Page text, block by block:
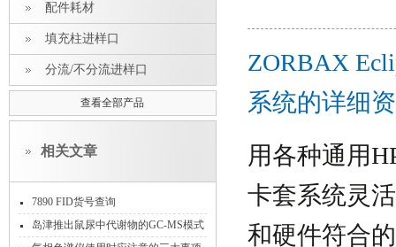
配件耗材
填充柱进样口
分流/不分流进样口
查看全部产品
相关文章
7890 FID货号查询
岛津推出鼠尿中代谢物的GC-MS模式
ZORBAX
系统的详细
用各种通用
卡套系统灵
和硬件符合